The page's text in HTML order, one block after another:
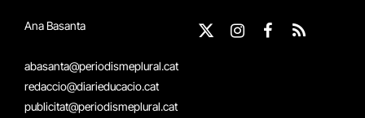
Ana Basanta
abasanta@periodismeplural.cat
redaccio@diarieducacio.cat
publicitat@periodismeplural.cat
X
Instagram
Facebook
RSS